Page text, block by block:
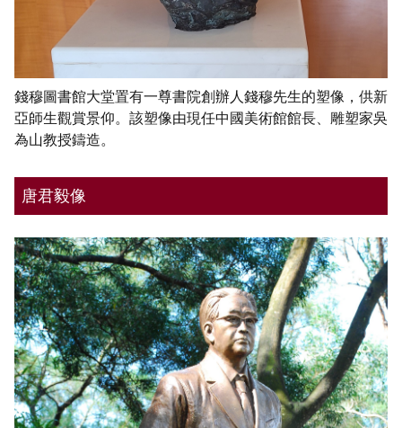
錢穆圖書館大堂置有一尊書院創辦人錢穆先生的塑像，供新
亞師生觀賞景仰。該塑像由現任中國美術館館長、雕塑家吳
為山教授鑄造。
唐君毅像